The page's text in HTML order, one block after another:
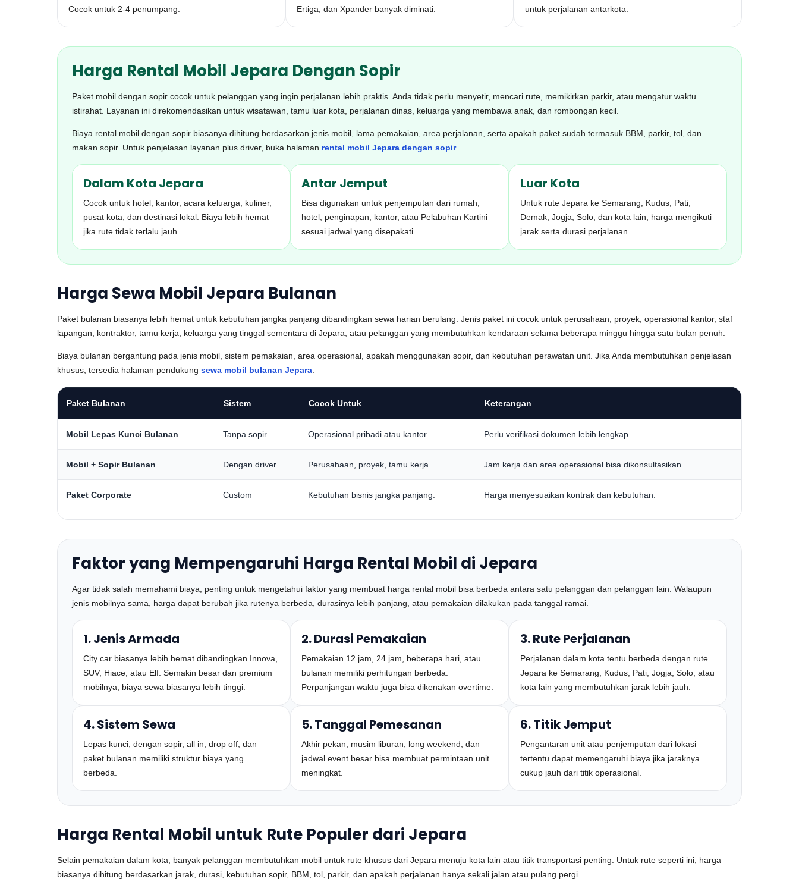
Cocok untuk 2-4 penumpang.
Ertiga, dan Xpander banyak diminati.
untuk perjalanan antarkota.
Harga Rental Mobil Jepara Dengan Sopir
Paket mobil dengan sopir cocok untuk pelanggan yang ingin perjalanan lebih praktis. Anda tidak perlu menyetir, mencari rute, memikirkan parkir, atau mengatur waktu
istirahat. Layanan ini direkomendasikan untuk wisatawan, tamu luar kota, perjalanan dinas, keluarga yang membawa anak, dan rombongan kecil.
Biaya rental mobil dengan sopir biasanya dihitung berdasarkan jenis mobil, lama pemakaian, area perjalanan, serta apakah paket sudah termasuk BBM, parkir, tol, dan
makan sopir. Untuk penjelasan layanan plus driver, buka halaman rental mobil Jepara dengan sopir.
Dalam Kota Jepara
Cocok untuk hotel, kantor, acara keluarga, kuliner,
pusat kota, dan destinasi lokal. Biaya lebih hemat
jika rute tidak terlalu jauh.
Antar Jemput
Bisa digunakan untuk penjemputan dari rumah,
hotel, penginapan, kantor, atau Pelabuhan Kartini
sesuai jadwal yang disepakati.
Luar Kota
Untuk rute Jepara ke Semarang, Kudus, Pati,
Demak, Jogja, Solo, dan kota lain, harga mengikuti
jarak serta durasi perjalanan.
Harga Sewa Mobil Jepara Bulanan
Paket bulanan biasanya lebih hemat untuk kebutuhan jangka panjang dibandingkan sewa harian berulang. Jenis paket ini cocok untuk perusahaan, proyek, operasional kantor, staf
lapangan, kontraktor, tamu kerja, keluarga yang tinggal sementara di Jepara, atau pelanggan yang membutuhkan kendaraan selama beberapa minggu hingga satu bulan penuh.
Biaya bulanan bergantung pada jenis mobil, sistem pemakaian, area operasional, apakah menggunakan sopir, dan kebutuhan perawatan unit. Jika Anda membutuhkan penjelasan
khusus, tersedia halaman pendukung sewa mobil bulanan Jepara
Paket Bulanan Sistem Cocok Untuk Keterangan
Mobil Lepas Kunci Bulanan Tanpa sopir Operasional pribadi atau kantor. Perlu verifikasi dokumen lebih lengkap.
Mobil + Sopir Bulanan Dengan driver Perusahaan, proyek, tamu kerja. Jam kerja dan area operasional bisa dikonsultasikan.
Paket Corporate Custom Kebutuhan bisnis jangka panjang. Harga menyesuaikan kontrak dan kebutuhan.
Faktor yang Mempengaruhi Harga Rental Mobil di Jepara
Agar tidak salah memahami biaya, penting untuk mengetahui faktor yang membuat harga rental mobil bisa berbeda antara satu pelanggan dan pelanggan lain. Walaupun
jenis mobilnya sama, harga dapat berubah jika rutenya berbeda, durasinya lebih panjang, atau pemakaian dilakukan pada tanggal ramai.
1. Jenis Armada
City car biasanya lebih hemat dibandingkan Innova,
SUV, Hiace, atau Elf. Semakin besar dan premium
mobilnya, biaya sewa biasanya lebih tinggi.
2. Durasi Pemakaian
Pemakaian 12 jam, 24 jam, beberapa hari, atau
bulanan memiliki perhitungan berbeda.
Perpanjangan waktu juga bisa dikenakan overtime.
3. Rute Perjalanan
Perjalanan dalam kota tentu berbeda dengan rute
Jepara ke Semarang, Kudus, Pati, Jogja, Solo, atau
kota lain yang membutuhkan jarak lebih jauh.
4. Sistem Sewa
Lepas kunci, dengan sopir, all in, drop off, dan
paket bulanan memiliki struktur biaya yang
berbeda.
5. Tanggal Pemesanan
Akhir pekan, musim liburan, long weekend, dan
jadwal event besar bisa membuat permintaan unit
meningkat.
6. Titik Jemput
Pengantaran unit atau penjemputan dari lokasi
tertentu dapat memengaruhi biaya jika jaraknya
cukup jauh dari titik operasional.
Harga Rental Mobil untuk Rute Populer dari Jepara
Selain pemakaian dalam kota, banyak pelanggan membutuhkan mobil untuk rute khusus dari Jepara menuju kota lain atau titik transportasi penting. Untuk rute seperti ini, harga
biasanya dihitung berdasarkan jarak, durasi, kebutuhan sopir, BBM, tol, parkir, dan apakah perjalanan hanya sekali jalan atau pulang pergi.